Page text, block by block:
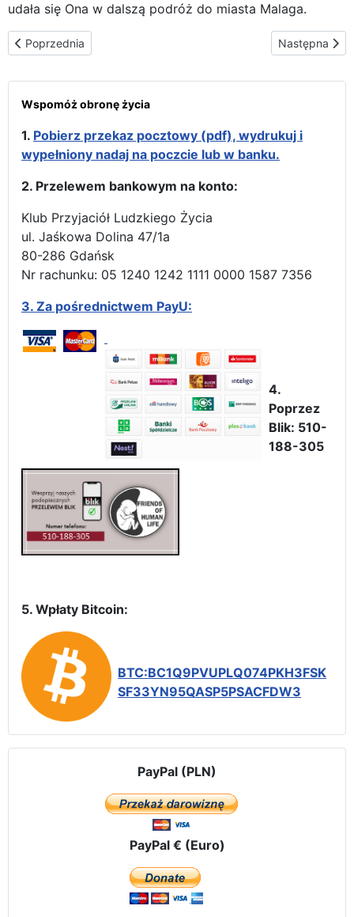
udała się Ona w dalszą podróż do miasta Malaga.
Poprzednia strona: Na Wybrzeżu Słońca w Maladze
Poprzednia Następna
Następna
Wspomóż obronę życia
1. Pobierz przekaz pocztowy (pdf), wydrukuj i
wypełniony nadaj na poczcie lub w banku.
2. Przelewem bankowym na konto:
Klub Przyjaciół Ludzkiego Życia
ul. Jaśkowa Dolina 47/1a
80-286 Gdańsk
Nr rachunku: 05 1240 1242 1111 0000 1587 7356
3. Za pośrednictwem PayU:
4.
Poprzez
Blik: 510-
188-305
5. Wpłaty Bitcoin:
BTC:BC1Q9PVUPLQ074PKH3FSK
SF33YN95QASP5PSACFDW3
PayPal (PLN)
PayPal € (Euro)